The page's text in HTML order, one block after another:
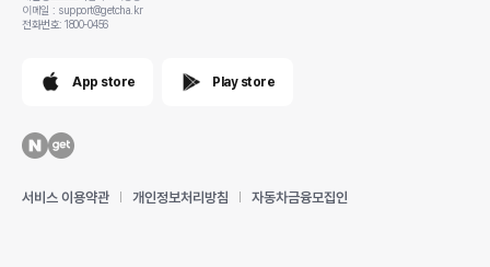
이메일 : support@getcha.kr
전화번호: 1800-0456
App store Play store
서비스 이용약관 개인정보처리방침 자동차금융모집인